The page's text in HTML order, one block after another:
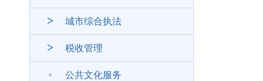
城市综合执法
税收管理
公共文化服务